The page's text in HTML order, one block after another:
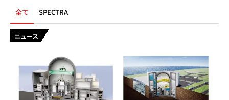
全て SPECTRA
ニュース